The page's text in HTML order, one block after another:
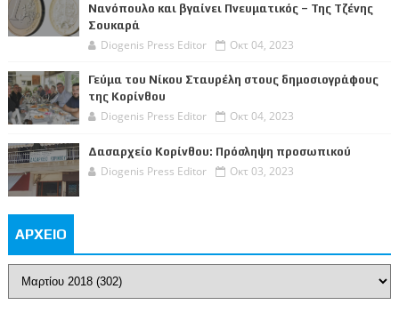
Νανόπουλο και βγαίνει Πνευματικός – Της Τζένης
Σουκαρά
Diogenis Press Editor Οκτ 04, 2023
Γεύμα του Νίκου Σταυρέλη στους δημοσιογράφους
της Κορίνθου
Diogenis Press Editor Οκτ 04, 2023
Δασαρχείο Κορίνθου: Πρόσληψη προσωπικού
Diogenis Press Editor Οκτ 03, 2023
ΑΡΧΕΙΟ